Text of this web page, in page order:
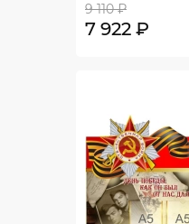
9 110 ₽
7 922 ₽